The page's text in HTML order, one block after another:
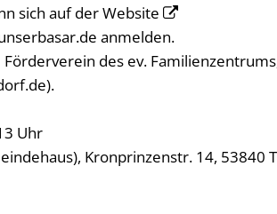
sich auf der Website
anmelden.
des ev.
Uhr
Kronprinzenstr. 14, 53840